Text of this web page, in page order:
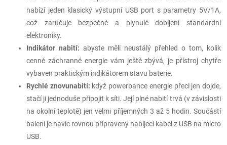
nabízí jeden klasický výstupní USB port s parametry 5V/1A,
což zaručuje bezpečné a plynulé dobíjení standardní
elektroniky.
Indikátor nabití: abyste měli neustálý přehled o tom, kolik
cenné záchranné energie vám ještě zbývá, je přístroj chytře
vybaven praktickým indikátorem stavu baterie.
Rychlé znovunabití: když powerbance energie přeci jen dojde,
stačí ji jednoduše připojit k síti. Její plné nabití trvá (v závislosti
na okolní teplotě) jen velmi příjemných 3 až 5 hodin. Součástí
balení je navíc rovnou připravený nabíjecí kabel z USB na micro
USB.